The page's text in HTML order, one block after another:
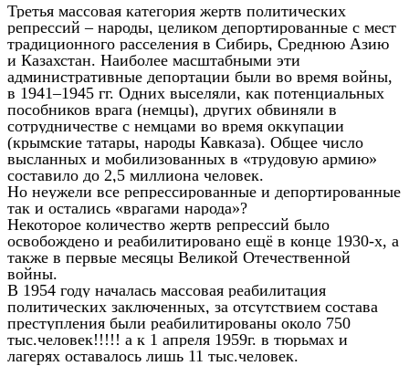
Третья массовая категория жертв политических
репрессий – народы, целиком депортированные с мест
традиционного расселения в Сибирь, Среднюю Азию
и Казахстан. Наиболее масштабными эти
административные депортации были во время войны,
в 1941–1945 гг. Одних выселяли, как потенциальных
пособников врага (немцы), других обвиняли в
сотрудничестве с немцами во время оккупации
(крымские татары, народы Кавказа). Общее число
высланных и мобилизованных в «трудовую армию»
составило до 2,5 миллиона человек.
Но неужели все репрессированные и депортированные
так и остались «врагами народа»?
Некоторое количество жертв репрессий было
освобождено и реабилитировано ещё в конце 1930-х, а
также в первые месяцы Великой Отечественной
войны.
В 1954 году началась массовая реабилитация
политических заключенных, за отсутствием состава
преступления были реабилитированы около 750
тыс.человек!!!!! а к 1 апреля 1959г. в тюрьмах и
лагерях оставалось лишь 11 тыс.человек.